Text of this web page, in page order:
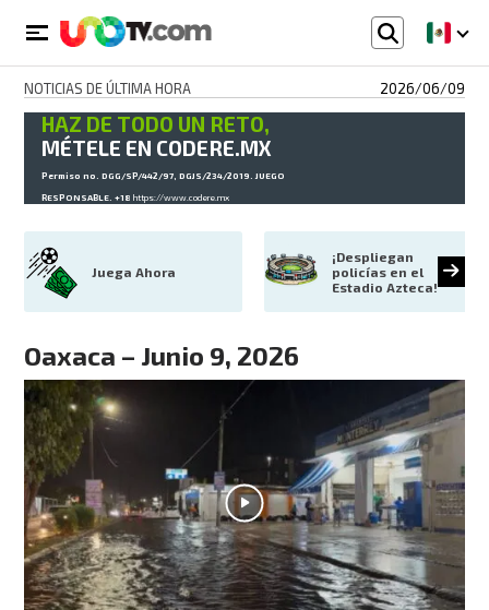
NOTICIAS DE ÚLTIMA HORA 2026/06/09
HAZ DE TODO UN RETO,
MÉTELE EN CODERE.MX
Permiso no. DGG/SP/442/97, DGJS/234/2019. JUEGO
RESPONSABLE. +18https://www.codere.mx
Juega Ahora
¡Despliegan
policías en el
Estadio Azteca!
Oaxaca – Junio 9, 2026